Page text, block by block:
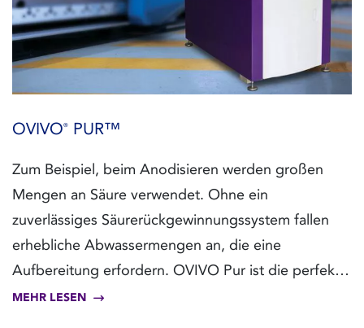
OVIVO® PUR™
Zum Beispiel, beim Anodisieren werden großen
Mengen an Säure verwendet. Ohne ein
zuverlässiges Säurerückgewinnungssystem fallen
erhebliche Abwassermengen an, die eine
Aufbereitung erfordern. OVIVO Pur ist die perfekte
Lösung für die Säurerückgewinnung, es senkt die
MEHR LESEN